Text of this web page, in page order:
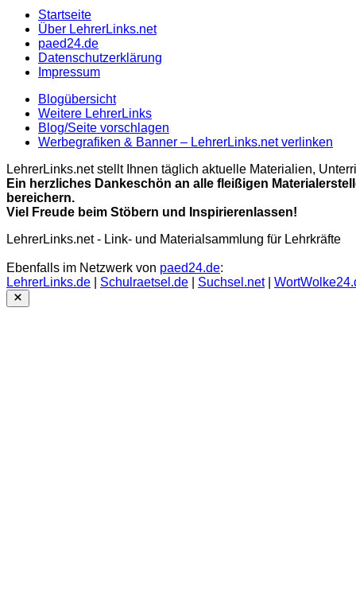
Startseite
Über LehrerLinks.net
paed24.de
Datenschutzerklärung
Impressum
Blogübersicht
Weitere LehrerLinks
Blog/Seite vorschlagen
Werbegrafiken & Banner – LehrerLinks.net verlinken
LehrerLinks.net stellt Ihnen täglich aktuelle Materialien,
Ein herzliches Dankeschön an alle fleißigen
bereichern.
Viel Freude beim Stöbern und Inspirierenlassen!
LehrerLinks.net - Link- und Materialsammlung für Lehrkräfte
Ebenfalls im Netzwerk von paed24.de:
LehrerLinks.de
Schulraetsel.de Suchsel.net|
Close